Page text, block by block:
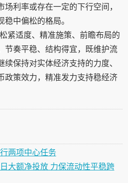
利率或存在一定的下行空间，
中偏松的格局。
紧适度、精准施策、前瞻布局的
节奏平稳、结构得宜，既维护流
保持对实体经济支持的力度、
政策效力，精准发力支持稳经济
两项中心任务
大额净投放 力保流动性平稳跨